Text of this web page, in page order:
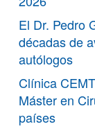
El Dr. Pedro
décadas de
autólogos
Clínica
Máster en
países